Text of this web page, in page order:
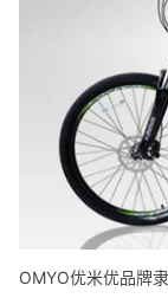
OMYO优米优品牌